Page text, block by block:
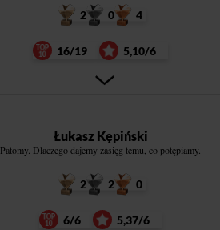
2 0 4
16/19 5,10/6
Łukasz Kępiński
Patomy. Dlaczego dajemy zasięg temu, co potępiamy.
2 2 0
6/6 5,37/6